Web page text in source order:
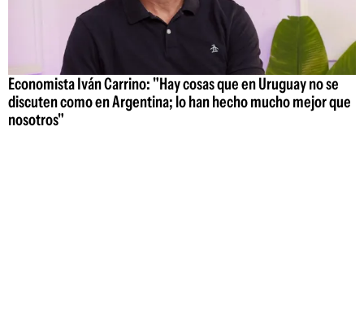
Economista Iván Carrino: "Hay cosas que en Uruguay no se
discuten como en Argentina; lo han hecho mucho mejor que
nosotros"